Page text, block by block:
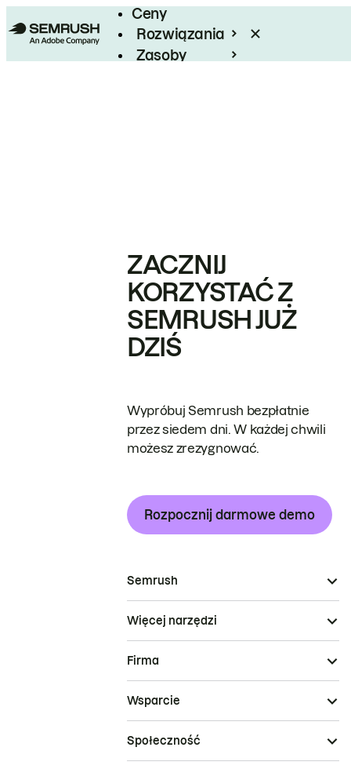
Ceny
Rozwiązania
Zasoby
ZACZNIJ
KORZYSTAĆ Z
SEMRUSH JUŻ
DZIŚ
Wypróbuj Semrush bezpłatnie
przez siedem dni. W każdej chwili
możesz zrezygnować.
Rozpocznij darmowe demo
Semrush
Więcej narzędzi
Firma
Wsparcie
Społeczność